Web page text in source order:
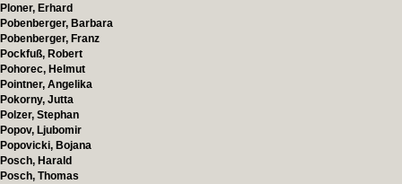
Ploner, Erhard
Pobenberger, Barbara
Pobenberger, Franz
Pockfuß, Robert
Pohorec, Helmut
Pointner, Angelika
Pokorny, Jutta
Polzer, Stephan
Popov, Ljubomir
Popovicki, Bojana
Posch, Harald
Posch, Thomas